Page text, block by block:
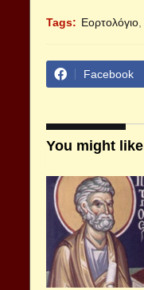
Tags: Εορτολόγιο
Facebook
You might like